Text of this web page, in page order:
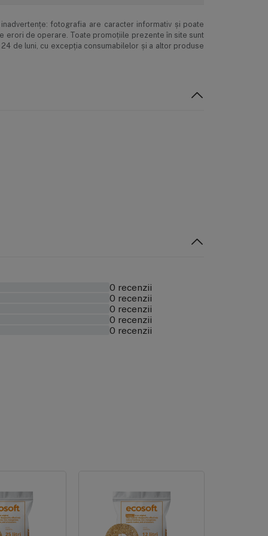
de consum. Pentru aplicații cu risc
proaspătă instantaneu. Sistemul include, de
similare)
presiuni scăzute
fotografia are caracter informativ şi poate
erori de operare. Toate promoţiile prezente în site sunt
de luni, cu excepția consumabilelor și a altor produse
0 recenzii
0 recenzii
0 recenzii
0 recenzii
0 recenzii